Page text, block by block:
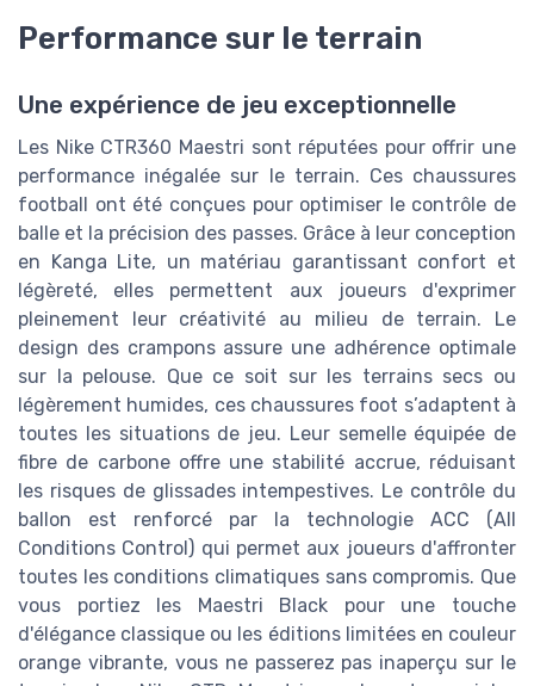
Performance sur le terrain
Une expérience de jeu exceptionnelle
Les Nike CTR360 Maestri sont réputées pour offrir une
performance inégalée sur le terrain. Ces chaussures
football ont été conçues pour optimiser le contrôle de
balle et la précision des passes. Grâce à leur conception
en Kanga Lite, un matériau garantissant confort et
légèreté, elles permettent aux joueurs d'exprimer
pleinement leur créativité au milieu de terrain. Le
design des crampons assure une adhérence optimale
sur la pelouse. Que ce soit sur les terrains secs ou
légèrement humides, ces chaussures foot s’adaptent à
toutes les situations de jeu. Leur semelle équipée de
fibre de carbone offre une stabilité accrue, réduisant
les risques de glissades intempestives. Le contrôle du
ballon est renforcé par la technologie ACC (All
Conditions Control) qui permet aux joueurs d'affronter
toutes les conditions climatiques sans compromis. Que
vous portiez les Maestri Black pour une touche
d'élégance classique ou les éditions limitées en couleur
orange vibrante, vous ne passerez pas inaperçu sur le